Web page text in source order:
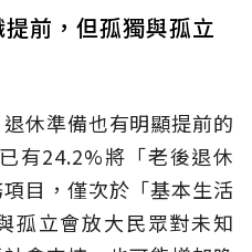
前，但孤獨與孤立
休準備也有明顯提前的
有24.2%將「老後退休
目，僅次於「基本生活
孤立會放大民眾對未知